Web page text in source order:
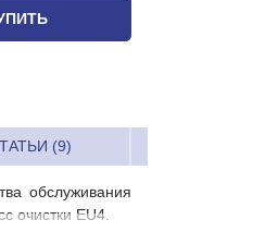
(9)
обслуживания
очистки EU4.